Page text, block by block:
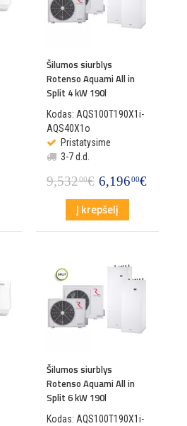
Šilumos siurblys
Rotenso Aquami All in
Split 4 kW 190l
Kodas: AQS100T190X1i-
AQS40X1o
Pristatysime
3-7 d.d.
9,53200€ 6,19600€
Į krepšelį
Šilumos siurblys
Rotenso Aquami All in
Split 6 kW 190l
Kodas: AQS100T190X1i-